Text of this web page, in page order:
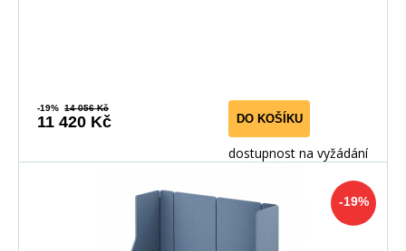
-19% 14 056 Kč
11 420 Kč DO KOŠÍKU
dostupnost na vyžádání
-19%